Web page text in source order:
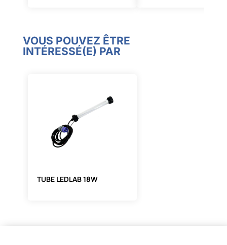
VOUS POUVEZ ÊTRE
INTÉRESSÉ(E) PAR
TUBE LEDLAB 18W